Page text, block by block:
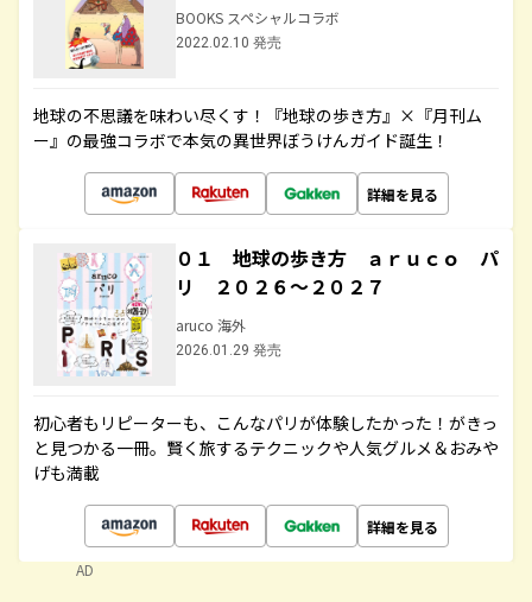
BOOKS スペシャルコラボ
2022.02.10 発売
地球の不思議を味わい尽くす！『地球の歩き方』×『月刊ム
ー』の最強コラボで本気の異世界ぼうけんガイド誕生！
詳細を見る
０１ 地球の歩き方 ａｒｕｃｏ パ
リ ２０２６～２０２７
aruco 海外
2026.01.29 発売
初心者もリピーターも、こんなパリが体験したかった！がきっ
と見つかる一冊。賢く旅するテクニックや人気グルメ＆おみや
げも満載
詳細を見る
AD